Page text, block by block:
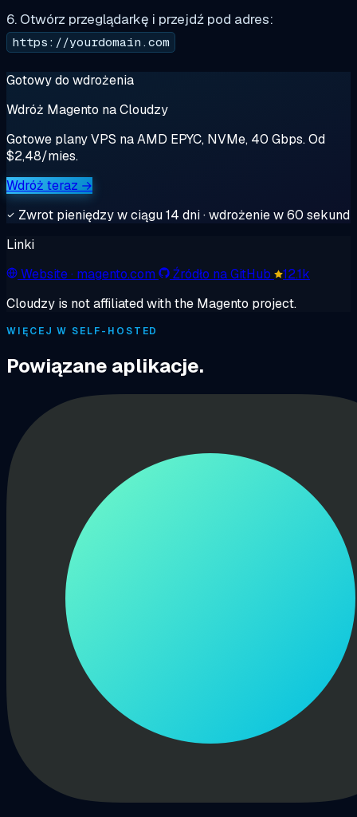
6. Otwórz przeglądarkę i przejdź pod adres:
https://yourdomain.com
Gotowy do wdrożenia
Wdróż Magento na Cloudzy
Gotowe plany VPS na AMD EPYC, NVMe, 40 Gbps. Od
$2,48/mies.
Wdróż teraz →
Zwrot pieniędzy w ciągu 14 dni · wdrożenie w 60 sekund
Linki
Website· magento.com Źródło na GitHub
12.1k
Cloudzy is not affiliated with the Magento project.
WIĘCEJ W SELF-HOSTED
Powiązane aplikacje.